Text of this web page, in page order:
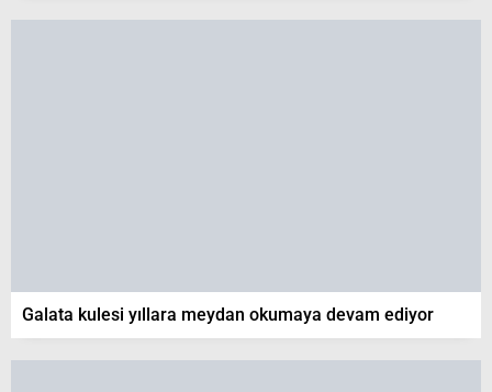
Galata kulesi yıllara meydan okumaya devam ediyor